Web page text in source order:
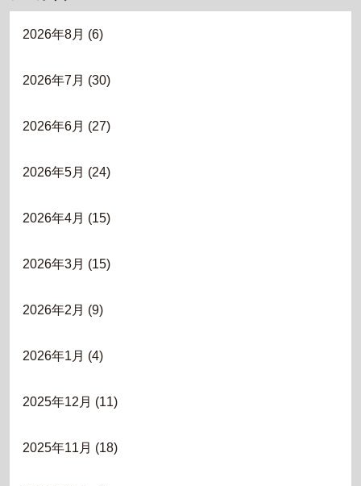
2026年8月 (6)
2026年7月 (30)
2026年6月 (27)
2026年5月 (24)
2026年4月 (15)
2026年3月 (15)
2026年2月 (9)
2026年1月 (4)
2025年12月 (11)
2025年11月 (18)